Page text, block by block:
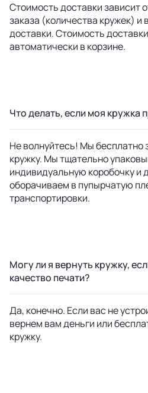
Стоимость доставки зависит
заказа (количества кружек) и
доставки. Стоимость
автоматически в корзине.
Что делать, если моя кружка
Не волнуйтесь! Мы
кружку. Мы тщательно
индивидуальную коробочку и
оборачиваем в пупырчатую
транспортировки.
Могу ли я вернуть кружку,
качество печати?
Да, конечно. Если вас не
вернем вам деньги или
кружку.